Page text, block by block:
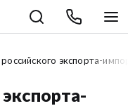
экспорта-